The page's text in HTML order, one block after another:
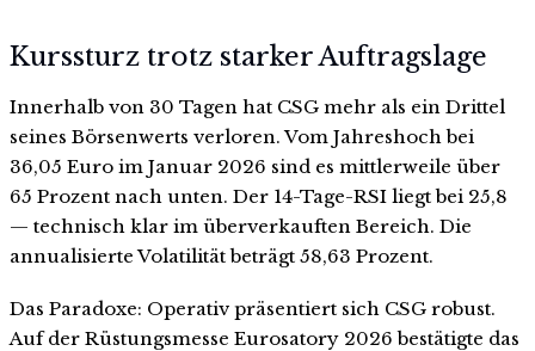
Kurssturz trotz starker Auftragslage
Innerhalb von 30 Tagen hat CSG mehr als ein Drittel
seines Börsenwerts verloren. Vom Jahreshoch bei
36,05 Euro im Januar 2026 sind es mittlerweile über
65 Prozent nach unten. Der 14-Tage-RSI liegt bei 25,8
— technisch klar im überverkauften Bereich. Die
annualisierte Volatilität beträgt 58,63 Prozent.
Das Paradoxe: Operativ präsentiert sich CSG robust.
Auf der Rüstungsmesse Eurosatory 2026 bestätigte das